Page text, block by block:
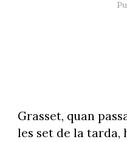
Grasset, quan
les set de la tarda,